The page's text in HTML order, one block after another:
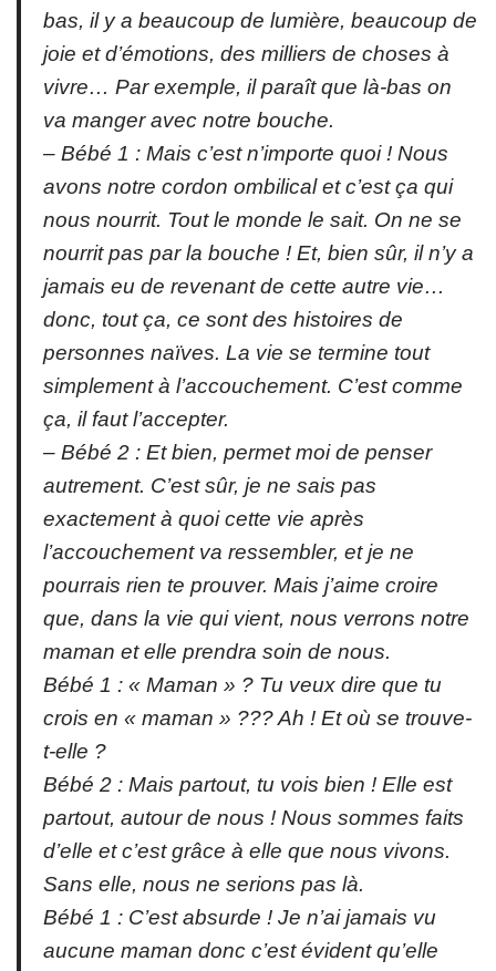
bas, il y a beaucoup de lumière, beaucoup de
joie et d’émotions, des milliers de choses à
vivre… Par exemple, il paraît que là-bas on
va manger avec notre bouche.
– Bébé 1 : Mais c’est n’importe quoi ! Nous
avons notre cordon ombilical et c’est ça qui
nous nourrit. Tout le monde le sait. On ne se
nourrit pas par la bouche ! Et, bien sûr, il n’y a
jamais eu de revenant de cette autre vie…
donc, tout ça, ce sont des histoires de
personnes naïves. La vie se termine tout
simplement à l’accouchement. C’est comme
ça, il faut l’accepter.
– Bébé 2 : Et bien, permet moi de penser
autrement. C’est sûr, je ne sais pas
exactement à quoi cette vie après
l’accouchement va ressembler, et je ne
pourrais rien te prouver. Mais j’aime croire
que, dans la vie qui vient, nous verrons notre
maman et elle prendra soin de nous.
Bébé 1 : « Maman » ? Tu veux dire que tu
crois en « maman » ??? Ah ! Et où se trouve-
t-elle ?
Bébé 2 : Mais partout, tu vois bien ! Elle est
partout, autour de nous ! Nous sommes faits
d’elle et c’est grâce à elle que nous vivons.
Sans elle, nous ne serions pas là.
Bébé 1 : C’est absurde ! Je n’ai jamais vu
aucune maman donc c’est évident qu’elle